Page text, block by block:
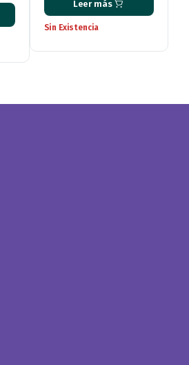
Leer más
Sin Existencia